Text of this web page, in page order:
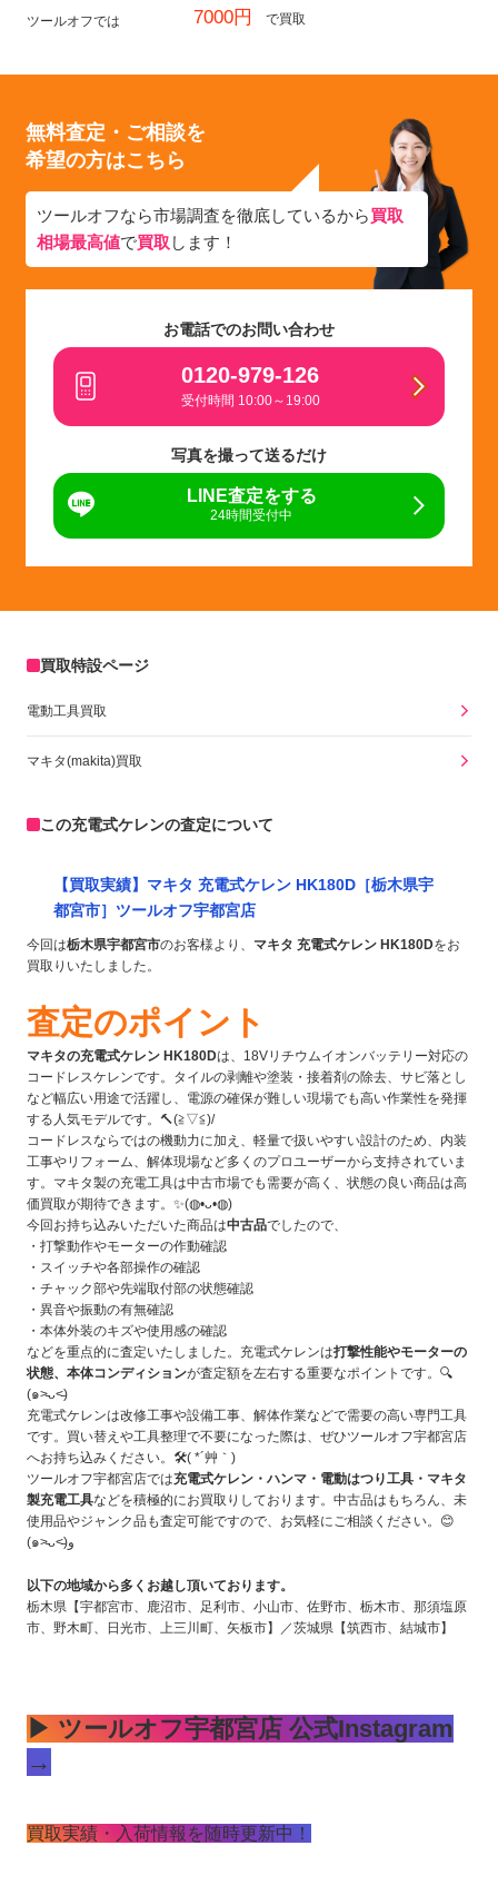
ツールオフでは 7000円 で買取
無料査定・ご相談を
希望の方はこちら
ツールオフなら市場調査を徹底しているから買取
相場最高値で買取 します！
お電話でのお問い合わせ
0120-979-126
受付時間 10:00～19:00
写真を撮って送るだけ
LINE査定をする
24時間受付中
買取特設ページ
電動工具買取
マキタ(makita)買取
この充電式ケレンの査定について
【買取実績】マキタ 充電式ケレン HK180D［栃木県宇
都宮市］ツールオフ宇都宮店
今回は栃木県宇都宮市のお客様より、 マキタ 充電式ケレン HK180Dをお
買取りいたしました。
査定のポイント
マキタの充電式ケレン HK180Dは、18Vリチウムイオンバッテリー対応の
コードレスケレンです。タイルの剥離や塗装・接着剤の除去、サビ落とし
など幅広い用途で活躍し、電源の確保が難しい現場でも高い作業性を発揮
する人気モデルです。🔨(≧▽≦)/
コードレスならではの機動力に加え、軽量で扱いやすい設計のため、内装
工事やリフォーム、解体現場など多くのプロユーザーから支持されていま
す。マキタ製の充電工具は中古市場でも需要が高く、状態の良い商品は高
価買取が期待できます。✨(◍•ᴗ•◍)
今回お持ち込みいただいた商品は中古品でしたので、
・打撃動作やモーターの作動確認
・スイッチや各部操作の確認
・チャック部や先端取付部の状態確認
・異音や振動の有無確認
・本体外装のキズや使用感の確認
などを重点的に査定いたしました。充電式ケレンは打撃性能やモーターの
状態、本体コンディションが査定額を左右する重要なポイントです。🔍
(๑˃̵ᴗ˂̵)
充電式ケレンは改修工事や設備工事、解体作業などで需要の高い専門工具
です。買い替えや工具整理で不要になった際は、ぜひツールオフ宇都宮店
へお持ち込みください。🛠️( *´艸｀)
ツールオフ宇都宮店では充電式ケレン・ハンマ・電動はつり工具・マキタ
製充電工具などを積極的にお買取りしております。中古品はもちろん、未
使用品やジャンク品も査定可能ですので、お気軽にご相談ください。😊
(๑˃̵ᴗ˂̵)و
以下の地域から多くお越し頂いております。
栃木県【宇都宮市、鹿沼市、足利市、小山市、佐野市、栃木市、那須塩原
市、野木町、日光市、上三川町、矢板市】／茨城県【筑西市、結城市】
▶ ツールオフ宇都宮店 公式Instagram
→
買取実績・入荷情報を随時更新中！